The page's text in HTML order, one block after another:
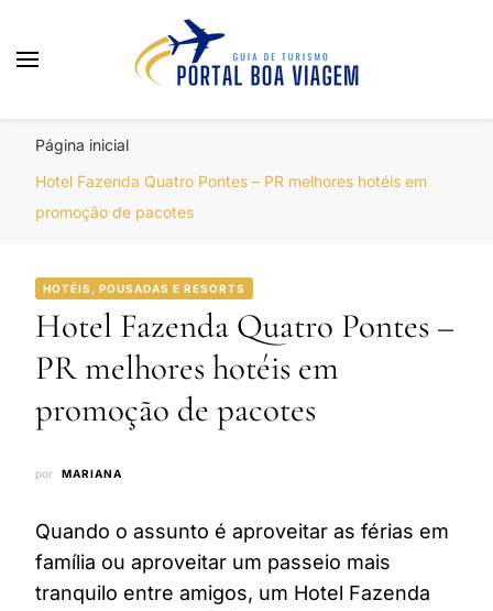
Página inicial
Hotel Fazenda Quatro Pontes – PR melhores hotéis em
promoção de pacotes
HOTÉIS, POUSADAS E RESORTS
Hotel Fazenda Quatro Pontes –
PR melhores hotéis em
promoção de pacotes
por MARIANA
Quando o assunto é aproveitar as férias em
família ou aproveitar um passeio mais
tranquilo entre amigos, um Hotel Fazenda